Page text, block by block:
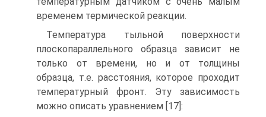
временем термической реакции.
Температура тыльной поверхности
плоскопараллельного образца зависит не
только от времени, но и от толщины
образца, т.е. расстояния, которое проходит
температурный фронт. Эту зависимость
можно описать уравнением [17]: